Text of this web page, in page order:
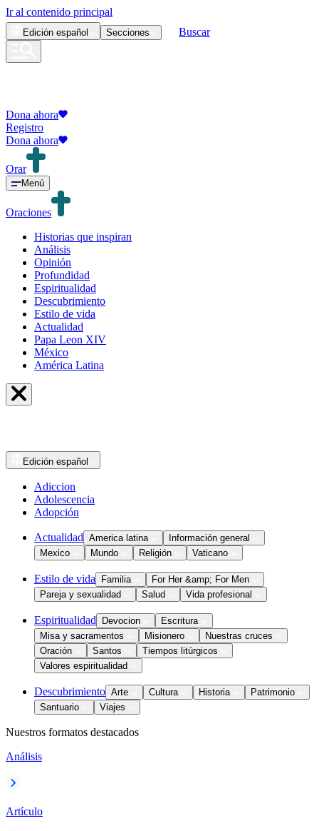
Ir al contenido principal
Edición español Secciones Buscar
Dona ahora
Registro
Dona ahora
Orar
Menú
Oraciones
Historias que inspiran
Análisis
Opinión
Profundidad
Espiritualidad
Descubrimiento
Estilo de vida
Actualidad
Papa Leon XIV
México
América Latina
Edición español
Adiccion
Adolescencia
Adopción
Actualidad America latina
Información general
Mexico
Mundo Religión Vaticano
Estilo de vida Familia
For Her &amp; For Men
Pareja y sexualidad
Salud Vida profesional
Espiritualidad Devocion
Escritura
Misa y sacramentos
Misionero
Nuestras cruces
Oración
Santos
Tiempos litúrgicos
Valores espiritualidad
Descubrimiento Arte Cultura Historia
Patrimonio
Santuario
Viajes
Nuestros formatos destacados
Análisis
Artículo